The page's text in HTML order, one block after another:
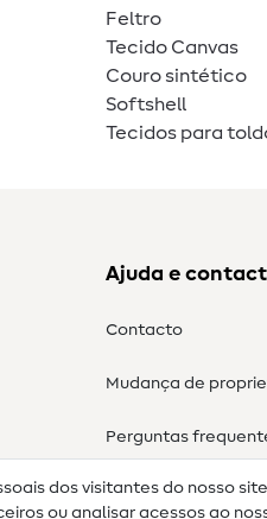
Feltro
Tecido Canvas
Couro sintético
Softshell
Tecidos para
Ajuda e
Contacto
Mudança de
Perguntas
Direito de
dos visitantes do nosso
ou analisar acessos ao